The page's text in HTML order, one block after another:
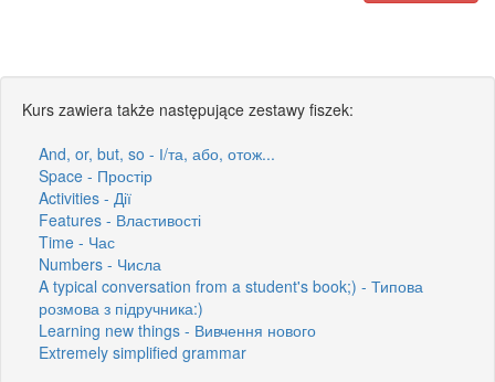
Kurs zawiera także następujące zestawy fiszek:
And, or, but, so - І/та, або, отож...
Space - Простір
Activities - Дії
Features - Властивості
Time - Час
Numbers - Числа
A typical conversation from a student's book;) - Типова
розмова з підручника:)
Learning new things - Вивчення нового
Extremely simplified grammar